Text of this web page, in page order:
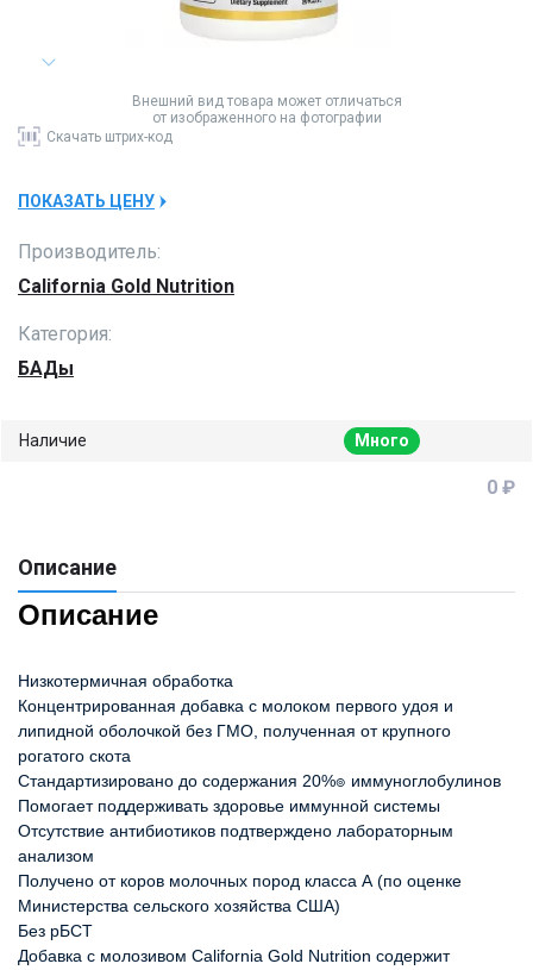
Внешний вид товара может отличаться
от изображенного на фотографии
Скачать штрих-код
ПОКАЗАТЬ ЦЕНУ
Производитель:
California Gold Nutrition
Категория:
БАДы
Наличие Много
0 ₽
Описание
Описание
Низкотермичная обработка
Концентрированная добавка с молоком первого удоя и
липидной оболочкой без ГМО, полученная от крупного
рогатого скота
Стандартизировано до содержания 20%๏ иммуноглобулинов
Помогает поддерживать здоровье иммунной системы
Отсутствие антибиотиков подтверждено лабораторным
анализом
Получено от коров молочных пород класса А (по оценке
Министерства сельского хозяйства США)
Без рБСТ
Добавка с молозивом California Gold Nutrition содержит